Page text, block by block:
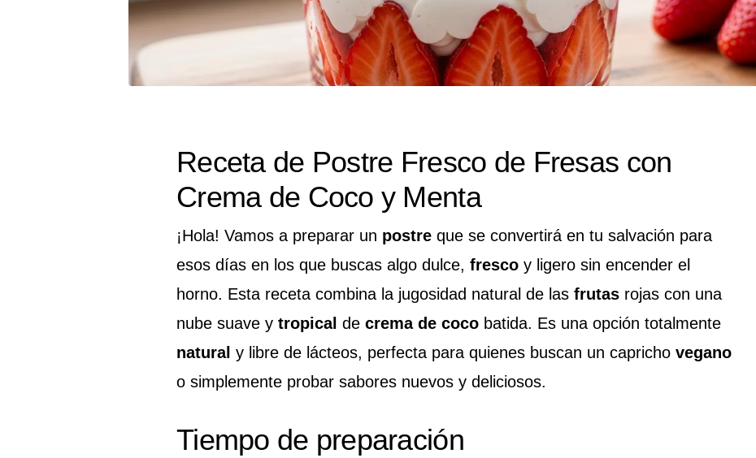
Receta de Postre Fresco de Fresas con
Crema de Coco y Menta
¡Hola! Vamos a preparar un postre que se convertirá en tu salvación para
esos días en los que buscas algo dulce, fresco y ligero sin encender el
horno. Esta receta combina la jugosidad natural de las frutas rojas con una
nube suave y tropical de crema de coco batida. Es una opción totalmente
natural y libre de lácteos, perfecta para quienes buscan un capricho vegano
o simplemente probar sabores nuevos y deliciosos.
Tiempo de preparación